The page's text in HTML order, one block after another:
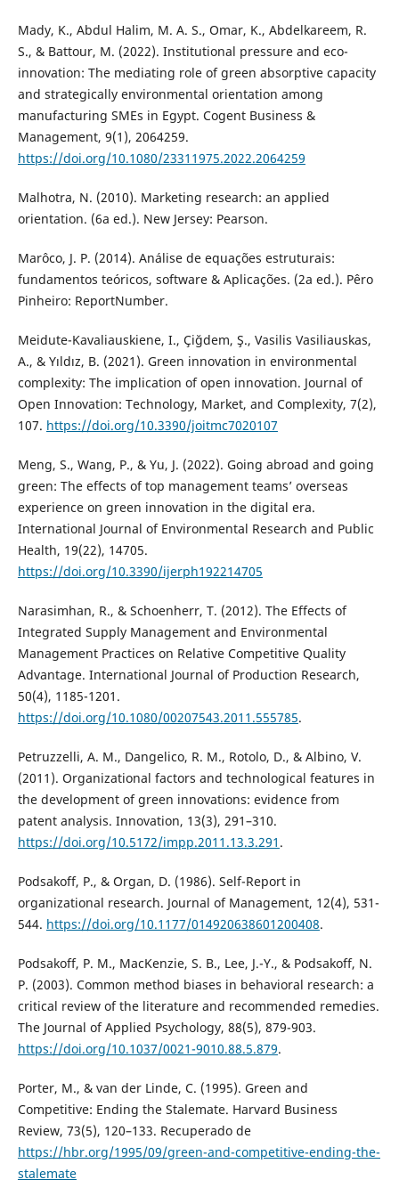
Mady, K., Abdul Halim, M. A. S., Omar, K., Abdelkareem, R.
S., & Battour, M. (2022). Institutional pressure and eco-
innovation: The mediating role of green absorptive capacity
and strategically environmental orientation among
manufacturing SMEs in Egypt. Cogent Business &
Management, 9(1), 2064259.
https://doi.org/10.1080/23311975.2022.2064259
Malhotra, N. (2010). Marketing research: an applied
orientation. (6a ed.). New Jersey: Pearson.
Marôco, J. P. (2014). Análise de equações estruturais:
fundamentos teóricos, software & Aplicações. (2a ed.). Pêro
Pinheiro: ReportNumber.
Meidute-Kavaliauskiene, I., Çiğdem, Ş., Vasilis Vasiliauskas,
A., & Yıldız, B. (2021). Green innovation in environmental
complexity: The implication of open innovation. Journal of
Open Innovation: Technology, Market, and Complexity, 7(2),
107. https://doi.org/10.3390/joitmc7020107
Meng, S., Wang, P., & Yu, J. (2022). Going abroad and going
green: The effects of top management teams’ overseas
experience on green innovation in the digital era.
International Journal of Environmental Research and Public
Health, 19(22), 14705.
https://doi.org/10.3390/ijerph192214705
Narasimhan, R., & Schoenherr, T. (2012). The Effects of
Integrated Supply Management and Environmental
Management Practices on Relative Competitive Quality
Advantage. International Journal of Production Research,
50(4), 1185-1201.
https://doi.org/10.1080/00207543.2011.555785.
Petruzzelli, A. M., Dangelico, R. M., Rotolo, D., & Albino, V.
(2011). Organizational factors and technological features in
the development of green innovations: evidence from
patent analysis. Innovation, 13(3), 291–310.
https://doi.org/10.5172/impp.2011.13.3.291 .
Podsakoff, P., & Organ, D. (1986). Self-Report in
organizational research. Journal of Management, 12(4), 531-
544. https://doi.org/10.1177/014920638601200408.
Podsakoff, P. M., MacKenzie, S. B., Lee, J.-Y., & Podsakoff, N.
P. (2003). Common method biases in behavioral research: a
critical review of the literature and recommended remedies.
The Journal of Applied Psychology, 88(5), 879-903.
https://doi.org/10.1037/0021-9010.88.5.879.
Porter, M., & van der Linde, C. (1995). Green and
Competitive: Ending the Stalemate. Harvard Business
Review, 73(5), 120–133. Recuperado de
https://hbr.org/1995/09/green-and-competitive-ending-the-
stalemate